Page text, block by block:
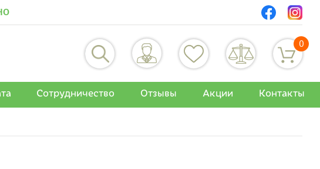
0
Сотрудничество Отзывы Акции Контакты